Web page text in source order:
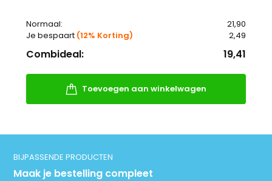
Normaal:
21,90
Je bespaart (12% Korting) 2,49
Combideal: 19,41
Toevoegen aan winkelwagen
BIJPASSENDE PRODUCTEN
Maak je bestelling compleet